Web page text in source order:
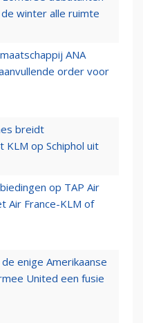
de winter alle ruimte
ANA
order voor
breidt
KLM op Schiphol uit
op TAP Air
Air France-KLM of
enige Amerikaanse
United een fusie